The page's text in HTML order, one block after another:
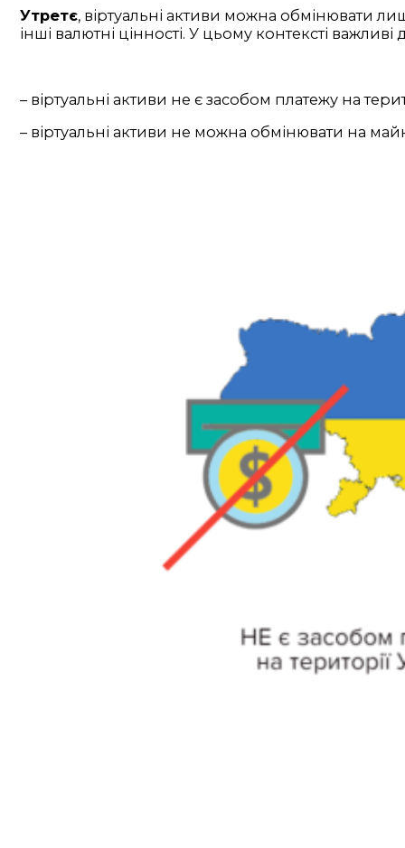
Утретє, віртуальні активи можна обмінювати
інші валютні цінності. У цьому контексті
– віртуальні активи не є засобом платежу на
– віртуальні активи не можна обмінювати на